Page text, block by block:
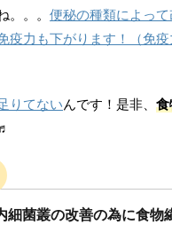
。。 便秘の種類によっ
疫力も下がります！（免
りてないんです！是非、
細菌叢の改善の為に食物